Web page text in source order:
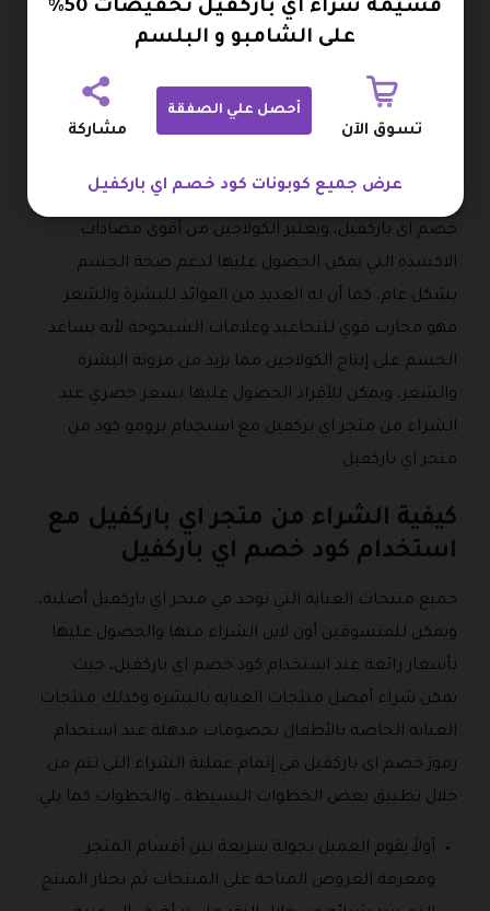
والشعر وتقوية الأظافر مع إمكانية الحصول عليه بخصم
جينيبين سوبر كولاجين
متجر اي بركفيل بسعر مميز للغاية في الشراء من خلال كود
خصم اي باركفيل، ويعتبر الكولاجين من أقوى مضادات
الاكسدة التي يمكن الحصول عليها لدعم صحة الجسم
بشكل عام، كما أن له العديد من الفوائد للبشرة والشعر
فهو محارب قوي للتجاعيد وعلامات الشيخوخة لأنه يساعد
الجسم على إنتاج الكولاجين مما يزيد من مرونة البشرة
والشعر، ويمكن للأفراد الحصول عليها بسعر حصري عند
الشراء من متجر اي بركفيل مع استخدام برومو كود من
متجر اي باركفيل.
كيفية الشراء من متجر اي باركفيل مع
استخدام كود خصم اي باركفيل
جميع منتجات العناية التي توجد في متجر اي باركفيل أصلية،
ويمكن للمتسوقين أون لاين الشراء منها والحصول عليها
بأسعار رائعة عند استخدام كود خصم اي باركفيل، حيث
يمكن شراء أفضل منتجات العناية بالبشرة وكذلك منتجات
العناية الخاصة بالأطفال بخصومات مذهلة عند استخدام
رموز خصم اي باركفيل في إتمام عملية الشراء التي تتم من
خلال تطبيق بعض الخطوات البسيطة ، والخطوات كما يلي:
أولاً يقوم العميل بجولة سريعة بين أقسام المتجر
ومعرفة العروض المتاحة على المنتجات ثم يختار المنتج
قسيمة شراء اي باركفيل تخفيضات 50%
على الشامبو و البلسم
تسوق الآن
أحصل علي الصفقة
مشاركة
عرض جميع كوبونات كود خصم اي باركفيل